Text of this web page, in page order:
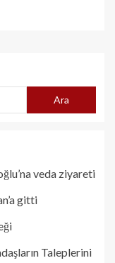
Ara
veda ziyareti
gitti
Taleplerini